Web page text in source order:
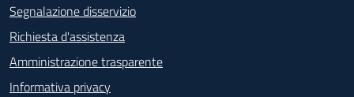
Segnalazione disservizio
Richiesta d'assistenza
Amministrazione trasparente
Informativa privacy